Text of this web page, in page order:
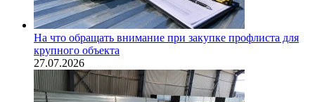
На что обращать внимание при закупке профлиста для
крупного объекта
27.07.2026